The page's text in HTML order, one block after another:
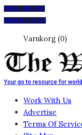
PRENUMERERA
DIGITALT ARKIV
Varukorg (0)
Your go to resource for
Work With Us
Advertise
Terms Of